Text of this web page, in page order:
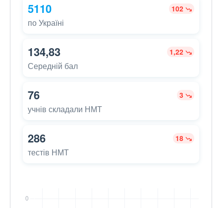
5110 102
по Україні
134,83 1,22
Середній бал
76 3
учнів складали НМТ
286 18
тестів НМТ